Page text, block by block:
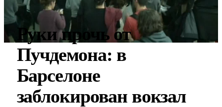
Руки прочь от
Пучдемона: в
Барселоне
заблокирован вокзал